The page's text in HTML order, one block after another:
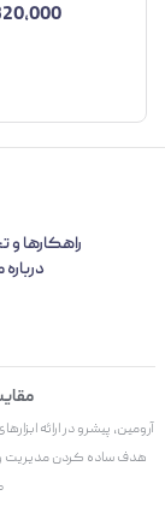
راهکارها و
درباره
آرومین، پیشرو در ارائه
هدف ساده کردن مدیریت و